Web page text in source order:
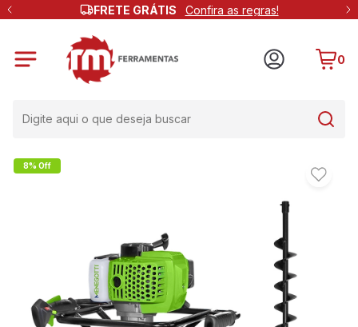
FRETE GRÁTIS Confira as regras!
0
8% Off